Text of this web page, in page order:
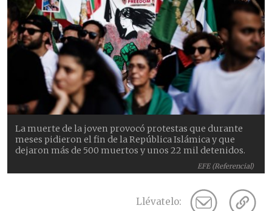
EFE (Referencial)
La muerte de la joven provocó protestas que durante
meses pidieron el fin de la República Islámica y que
dejaron más de 500 muertos y unos 22 mil detenidos.
Llévatelo: